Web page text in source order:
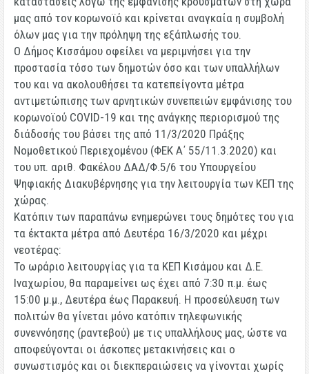
μας από τον κορωνοϊό και κρίνεται αναγκαία η συμβολή
όλων μας για την πρόληψη της εξάπλωσής του.
Ο Δήμος Κισσάμου οφείλει να μεριμνήσει για την
προστασία τόσο των δημοτών όσο και των υπαλλήλων
του και να ακολουθήσει τα κατεπείγοντα μέτρα
αντιμετώπισης των αρνητικών συνεπειών εμφάνισης του
κορωνοϊού COVID-19 και της ανάγκης περιορισμού της
διάδοσής του βάσει της από 11/3/2020 Πράξης
Νομοθετικού Περιεχομένου (ΦΕΚ Α΄ 55/11.3.2020) και
του υπ. αριθ. Φακέλου ΔΑΔ/Φ.5/6 του Υπουργείου
Ψηφιακής Διακυβέρνησης για την λειτουργία των ΚΕΠ της
χώρας.
Κατόπιν των παραπάνω ενημερώνει τους δημότες του για
τα έκτακτα μέτρα από Δευτέρα 16/3/2020 και μέχρι
νεοτέρας:
Το ωράριο λειτουργίας για τα ΚΕΠ Κισάμου και Δ.Ε.
Ιναχωρίου, θα παραμείνει ως έχει από 7:30 π.μ. έως
15:00 μ.μ., Δευτέρα έως Παρακευή. Η προσεύλευση των
πολιτών θα γίνεται μόνο κατόπιν τηλεφωνικής
συνεννόησης (ραντεβού) με τις υπαλλήλους μας, ώστε να
αποφεύγονται οι άσκοπες μετακινήσεις και ο
συνωστισμός και οι διεκπεραιώσεις να γίνονται χωρίς